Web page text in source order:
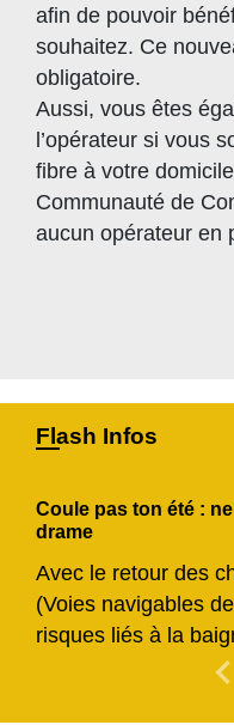
afin de pouvoir
souhaitez. Ce
obligatoire.
Aussi, vous êtes
l’opérateur si vous
fibre à votre
Communauté de
aucun opérateur en
Flash Infos
Coule pas ton été :
drame
Avec le retour des
(Voies navigables
risques liés à la
chevron_left